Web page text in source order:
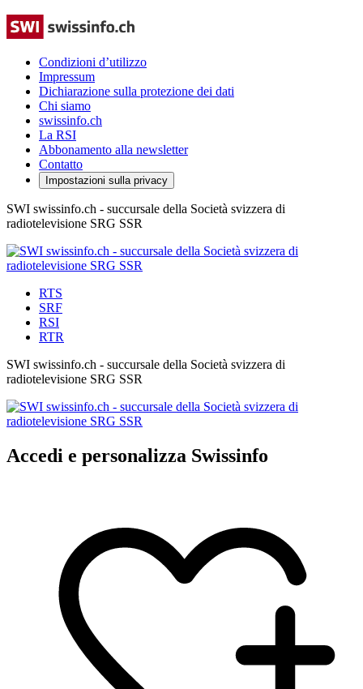
Condizioni d’utilizzo
Impressum
Dichiarazione sulla protezione dei dati
Chi siamo
swissinfo.ch
La RSI
Abbonamento alla newsletter
Contatto
Impostazioni sulla privacy
SWI swissinfo.ch - succursale della Società svizzera di
radiotelevisione SRG SSR
RTS
SRF
RSI
RTR
SWI swissinfo.ch - succursale della Società svizzera di
radiotelevisione SRG SSR
Accedi e personalizza Swissinfo